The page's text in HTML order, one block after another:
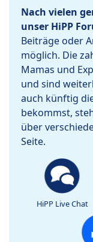
Nach vielen
unser HiPP
Beiträge oder
möglich. Die
Mamas und
und sind
auch künftig
bekommst,
über
Seite.
HiPP Live Chat